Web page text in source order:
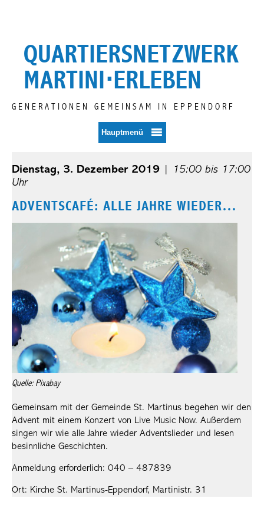
springen
QUARTIERSNETZWERK
MARTINI⋅ERLEBEN
GENERATIONEN GEMEINSAM IN EPPENDORF
Hauptmenü
Dienstag, 3. Dezember 2019
15:00 bis 17:00
Uhr
ADVENTSCAFÉ: ALLE JAHRE WIEDER…
Quelle: Pixabay
Gemeinsam mit der Gemeinde St. Martinus begehen wir den
Advent mit einem Konzert von Live Music Now. Außerdem
singen wir wie alle Jahre wieder Adventslieder und lesen
besinnliche Geschichten.
Anmeldung erforderlich: 040 – 487839
Ort: Kirche St. Martinus-Eppendorf, Martinistr. 31